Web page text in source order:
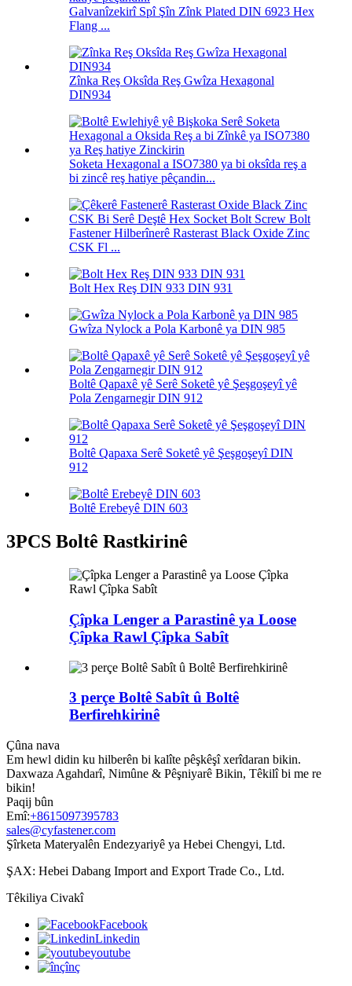
Galvanîzekirî Spî Şîn Zînk Plated DIN 6923 Hex
Flang ...
Zînka Reş Oksîda Reş Gwîza Hexagonal
DIN934
Soketa Hexagonal a ISO7380 ya bi oksîda reş a
bi zincê reş hatiye pêçandin...
Fastener Hilberînerê Rasterast Black Oxide Zinc
CSK Fl ...
Bolt Hex Reş DIN 933 DIN 931
Gwîza Nylock a Pola Karbonê ya DIN 985
Boltê Qapaxê yê Serê Soketê yê Şeşgoşeyî yê
Pola Zengarnegir DIN 912
Boltê Qapaxa Serê Soketê yê Şeşgoşeyî DIN
912
Boltê Erebeyê DIN 603
3PCS Boltê Rastkirinê
Çîpka Lenger a Parastinê ya Loose
Çîpka Rawl Çîpka Sabît
3 perçe Boltê Sabît û Boltê
Berfirehkirinê
Çûna nava
Em hewl didin ku hilberên bi kalîte pêşkêşî xerîdaran bikin.
Daxwaza Agahdarî, Nimûne & Pêşniyarê Bikin, Têkilî bi me re
bikin!
Paqij bûn
Emî:+8615097395783
sales@cyfastener.com
Şîrketa Materyalên Endezyariyê ya Hebei Chengyi, Ltd.
ŞAX: Hebei Dabang Import and Export Trade Co., Ltd.
Têkiliya Civakî
Facebook
Linkedin
youtube
înç